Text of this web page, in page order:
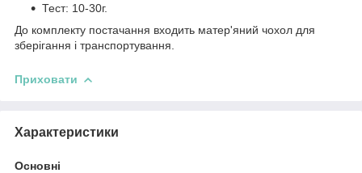
Тест: 10-30г.
До комплекту постачання входить матер'яний чохол для
зберігання і транспортування.
Приховати
Характеристики
Основні